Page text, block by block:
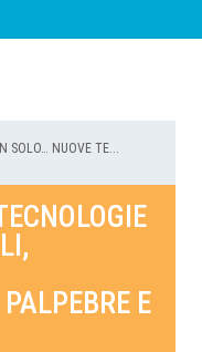
SOLO… NUOVE TE...
E